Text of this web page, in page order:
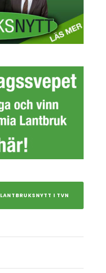
LANTBRUKSNYTT I TVN